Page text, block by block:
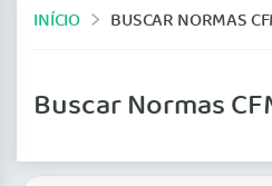
INÍCIO BUSCAR NORMAS CFM
Buscar Normas